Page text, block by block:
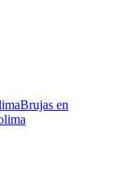
Brujas en